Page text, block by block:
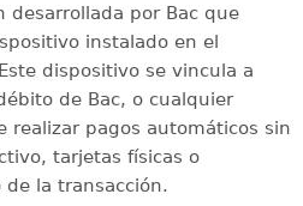
desarrollada por Bac que
instalado en el
dispositivo se vincula a
de Bac, o cualquier
realizar pagos automáticos sin
tarjetas físicas o
la transacción.